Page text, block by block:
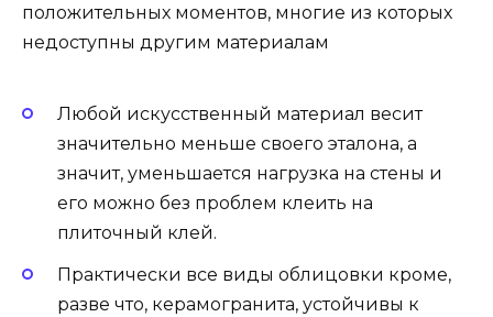
положительных моментов, многие из которых
недоступны другим материалам
Любой искусственный материал весит
значительно меньше своего эталона, а
значит, уменьшается нагрузка на стены и
его можно без проблем клеить на
плиточный клей.
Практически все виды облицовки кроме,
разве что, керамогранита, устойчивы к